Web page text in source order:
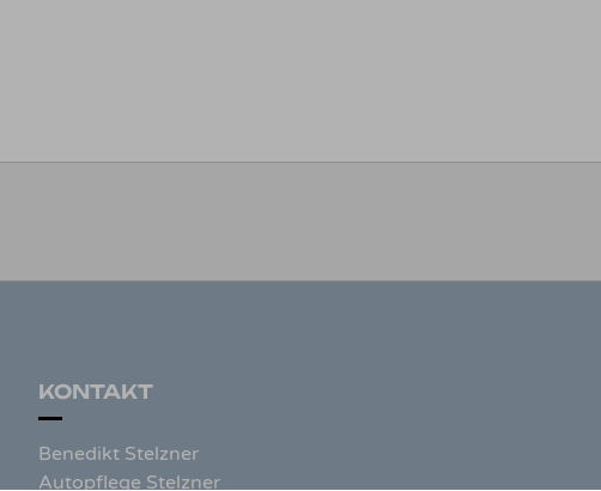
KONTAKT
Benedikt Stelzner
Autopflege Stelzner